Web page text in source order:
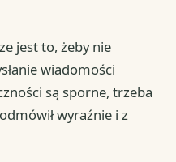
jest to, żeby nie
wiadomości
są sporne, trzeba
wyraźnie i z